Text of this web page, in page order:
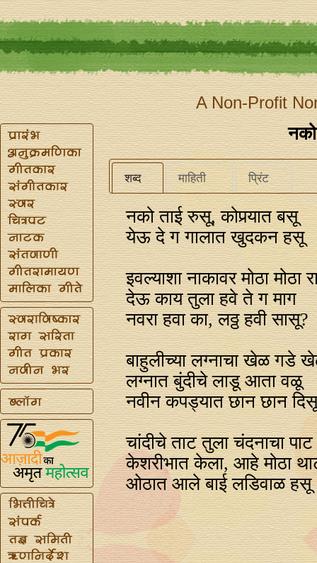
A Non-Profit
शब्द माहिती प्रिंट
नको ताई रुसू, कोपर्‍यात बसू
येऊ दे ग गालात खुदकन हसू
इवल्याशा नाकावर मोठा मोठा
देऊ काय तुला हवे ते ग माग
नवरा हवा का, लठ्ठ हवी सासू?
बाहुलीच्या लग्‍नाचा खेळ गडे
लग्‍नात बुंदीचे लाडू आता वळू
नवीन कपड्यात छान छान
चांदीचे ताट तुला चंदनाचा पाट
केशरीभात केला, आहे मोठा
ओठात आले बाई लडिवाळ हसू